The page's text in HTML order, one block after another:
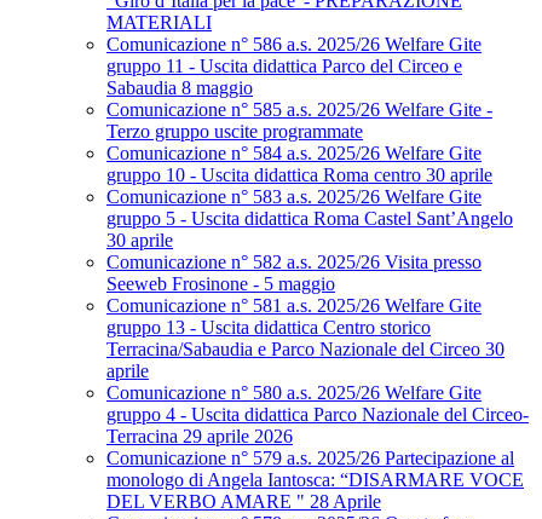
MATERIALI
Comunicazione n° 586 a.s. 2025/26 Welfare Gite
gruppo 11 - Uscita didattica Parco del Circeo e
Sabaudia 8 maggio
Comunicazione n° 585 a.s. 2025/26 Welfare Gite -
Terzo gruppo uscite programmate
Comunicazione n° 584 a.s. 2025/26 Welfare Gite
gruppo 10 - Uscita didattica Roma centro 30 aprile
Comunicazione n° 583 a.s. 2025/26 Welfare Gite
gruppo 5 - Uscita didattica Roma Castel Sant’Angelo
30 aprile
Comunicazione n° 582 a.s. 2025/26 Visita presso
Seeweb Frosinone - 5 maggio
Comunicazione n° 581 a.s. 2025/26 Welfare Gite
gruppo 13 - Uscita didattica Centro storico
Terracina/Sabaudia e Parco Nazionale del Circeo 30
aprile
Comunicazione n° 580 a.s. 2025/26 Welfare Gite
gruppo 4 - Uscita didattica Parco Nazionale del Circeo-
Terracina 29 aprile 2026
Comunicazione n° 579 a.s. 2025/26 Partecipazione al
monologo di Angela Iantosca: “DISARMARE VOCE
DEL VERBO AMARE " 28 Aprile